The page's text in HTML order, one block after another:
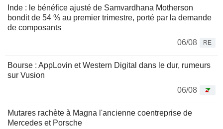
Inde : le bénéfice ajusté de Samvardhana Motherson
bondit de 54 % au premier trimestre, porté par la demande
de composants
06/08
RE
Bourse : AppLovin et Western Digital dans le dur, rumeurs
sur Vusion
06/08
Mutares rachète à Magna l'ancienne coentreprise de
Mercedes et Porsche